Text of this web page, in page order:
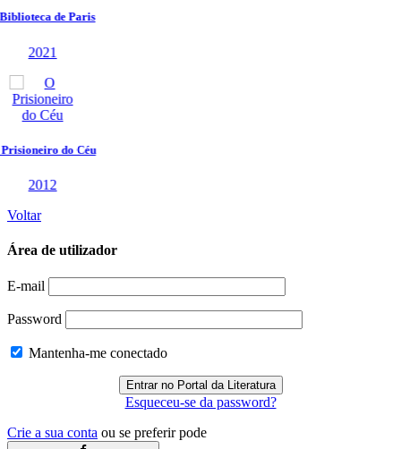
Voltar
Área de utilizador
E-mail
Password
Mantenha-me conectado
Esqueceu-se da password?
Crie a sua conta ou se preferir pode